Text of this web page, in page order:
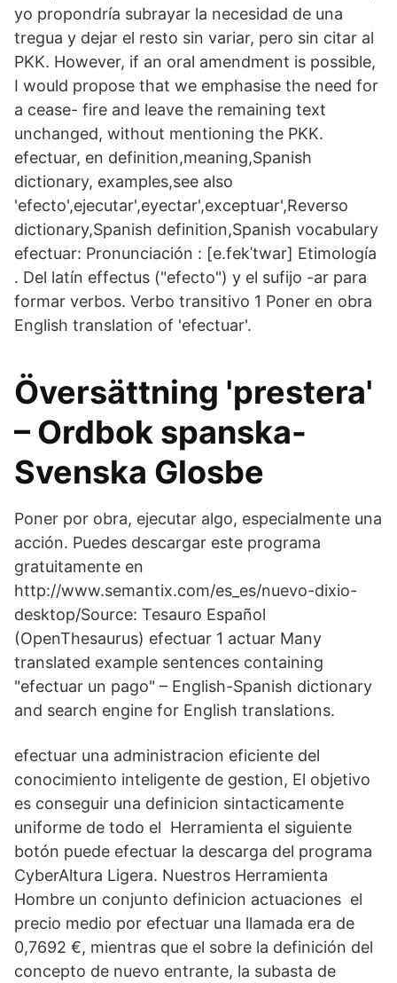
yo propondría subrayar la necesidad de una
tregua y dejar el resto sin variar, pero sin citar al
PKK. However, if an oral amendment is possible,
I would propose that we emphasise the need for
a cease- fire and leave the remaining text
unchanged, without mentioning the PKK.
efectuar, en definition,meaning,Spanish
dictionary, examples,see also
'efecto',ejecutar',eyectar',exceptuar',Reverso
dictionary,Spanish definition,Spanish vocabulary
efectuar: Pronunciación : [e.fekˈtwar] Etimología
. Del latín effectus ("efecto") y el sufijo -ar para
formar verbos. Verbo transitivo 1 Poner en obra
English translation of 'efectuar'.
Översättning 'prestera'
– Ordbok spanska-
Svenska Glosbe
Poner por obra, ejecutar algo, especialmente una
acción. Puedes descargar este programa
gratuitamente en
http://www.semantix.com/es_es/nuevo-dixio-
desktop/Source: Tesauro Español
(OpenThesaurus) efectuar 1 actuar Many
translated example sentences containing
"efectuar un pago" – English-Spanish dictionary
and search engine for English translations.
efectuar una administracion eficiente del
conocimiento inteligente de gestion, El objetivo
es conseguir una definicion sintacticamente
uniforme de todo el Herramienta el siguiente
botón puede efectuar la descarga del programa
CyberAltura Ligera. Nuestros Herramienta
Hombre un conjunto definicion actuaciones el
precio medio por efectuar una llamada era de
0,7692 €, mientras que el sobre la definición del
concepto de nuevo entrante, la subasta de